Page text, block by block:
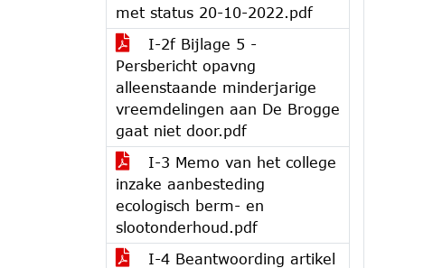
met status 20-10-2022.pdf
I-2f Bijlage 5 -
Persbericht opavng
alleenstaande minderjarige
vreemdelingen aan De Brogge
gaat niet door.pdf
I-3 Memo van het college
inzake aanbesteding
ecologisch berm- en
slootonderhoud.pdf
I-4 Beantwoording artikel